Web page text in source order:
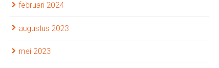
februari 2024
augustus 2023
mei 2023